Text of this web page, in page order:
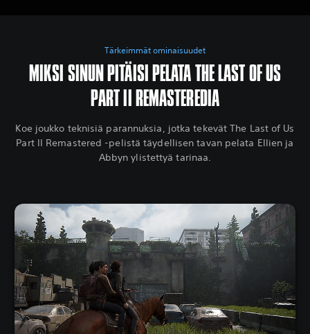
Tärkeimmät ominaisuudet
MIKSI SINUN PITÄISI PELATA THE LAST OF US
PART II REMASTEREDIA
Koe joukko teknisiä parannuksia, jotka tekevät The Last of Us
Part II Remastered -pelistä täydellisen tavan pelata Ellien ja
Abbyn ylistettyä tarinaa.